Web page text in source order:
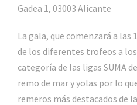
Gadea 1, 03003 Alicante
La gala, que comenzará a las
de los diferentes trofeos a
categoría de las ligas SUMA
remo de mar y yolas por lo
remeros más destacados de